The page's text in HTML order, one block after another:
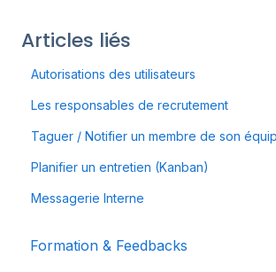
Articles liés
Autorisations des utilisateurs
Les responsables de recrutement
Taguer / Notifier un membre de son
Planifier un entretien (Kanban)
Messagerie Interne
Formation & Feedbacks